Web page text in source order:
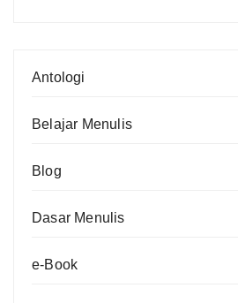
Antologi
Belajar Menulis
Blog
Dasar Menulis
e-Book